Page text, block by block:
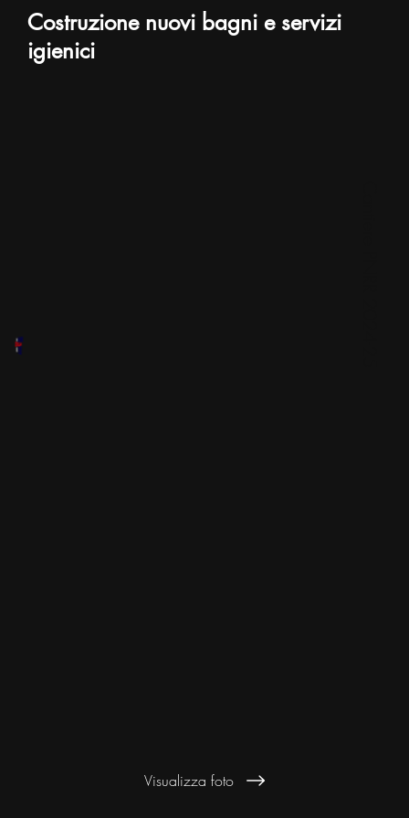
Costruzione nuovi bagni e servizi
igienici
Visualizza foto